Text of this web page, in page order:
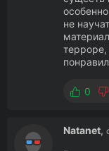
не
0
Natanet,